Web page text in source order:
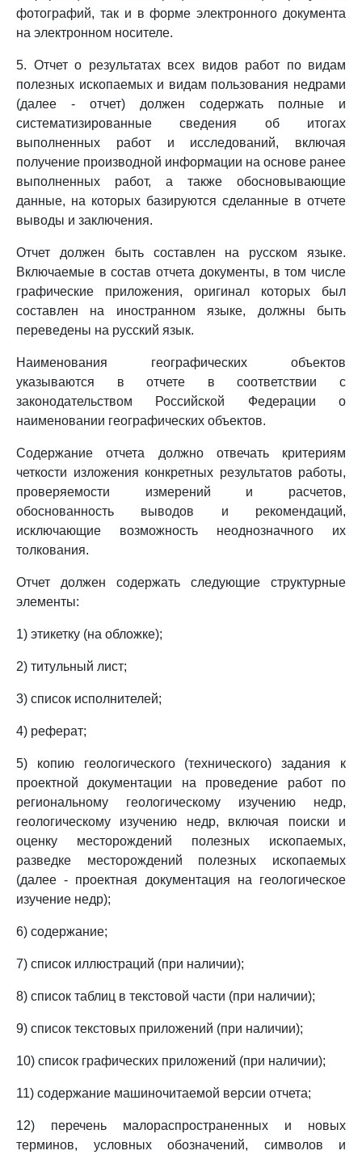
фотографий, так и в форме электронного документа
на электронном носителе.
5. Отчет о результатах всех видов работ по видам
полезных ископаемых и видам пользования недрами
(далее - отчет) должен содержать полные и
систематизированные сведения об итогах
выполненных работ и исследований, включая
получение производной информации на основе ранее
выполненных работ, а также обосновывающие
данные, на которых базируются сделанные в отчете
выводы и заключения.
Отчет должен быть составлен на русском языке.
Включаемые в состав отчета документы, в том числе
графические приложения, оригинал которых был
составлен на иностранном языке, должны быть
переведены на русский язык.
Наименования географических объектов
указываются в отчете в соответствии с
законодательством Российской Федерации о
наименовании географических объектов.
Содержание отчета должно отвечать критериям
четкости изложения конкретных результатов работы,
проверяемости измерений и расчетов,
обоснованность выводов и рекомендаций,
исключающие возможность неоднозначного их
толкования.
Отчет должен содержать следующие структурные
элементы:
1) этикетку (на обложке);
2) титульный лист;
3) список исполнителей;
4) реферат;
5) копию геологического (технического) задания к
проектной документации на проведение работ по
региональному геологическому изучению недр,
геологическому изучению недр, включая поиски и
оценку месторождений полезных ископаемых,
разведке месторождений полезных ископаемых
(далее - проектная документация на геологическое
изучение недр);
6) содержание;
7) список иллюстраций (при наличии);
8) список таблиц в текстовой части (при наличии);
9) список текстовых приложений (при наличии);
10) список графических приложений (при наличии);
11) содержание машиночитаемой версии отчета;
12) перечень малораспространенных и новых
терминов, условных обозначений, символов и